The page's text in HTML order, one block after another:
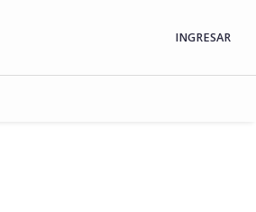
INGRESAR